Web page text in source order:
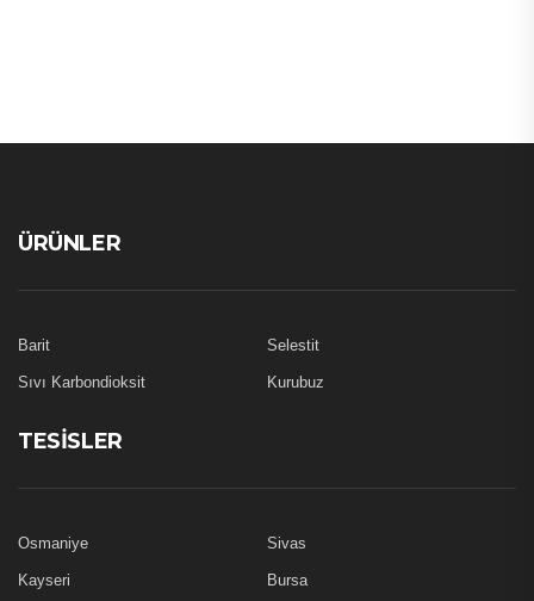
ÜRÜNLER
Barit Selestit
Sıvı Karbondioksit Kurubuz
TESISLER
Osmaniye Sivas
Kayseri Bursa